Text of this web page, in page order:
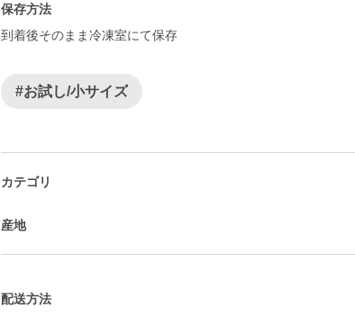
保存方法
到着後そのまま冷凍室にて保存
#お試し/小サイズ
カテゴリ
産地
配送方法